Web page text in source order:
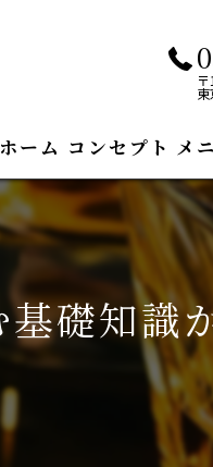
ホーム コンセプト メ
礎知識